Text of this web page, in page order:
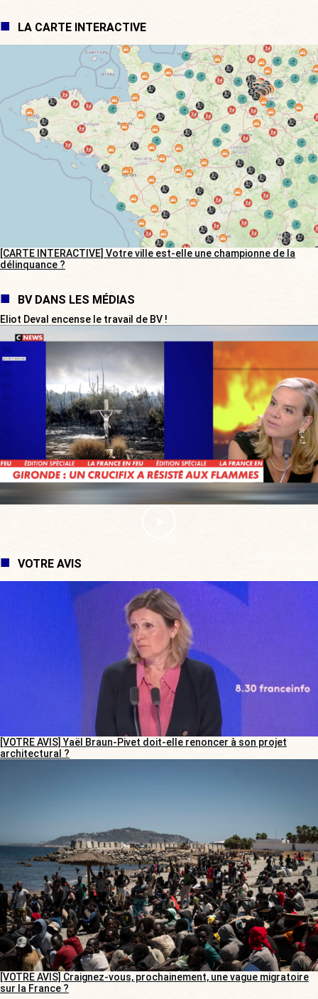
LA CARTE INTERACTIVE
[CARTE INTERACTIVE] Votre ville est-elle une championne de la
délinquance ?
BV DANS LES MÉDIAS
Eliot Deval encense le travail de BV !
VOTRE AVIS
[VOTRE AVIS] Yaël Braun-Pivet doit-elle renoncer à son projet
architectural ?
[VOTRE AVIS] Craignez-vous, prochainement, une vague migratoire
sur la France ?